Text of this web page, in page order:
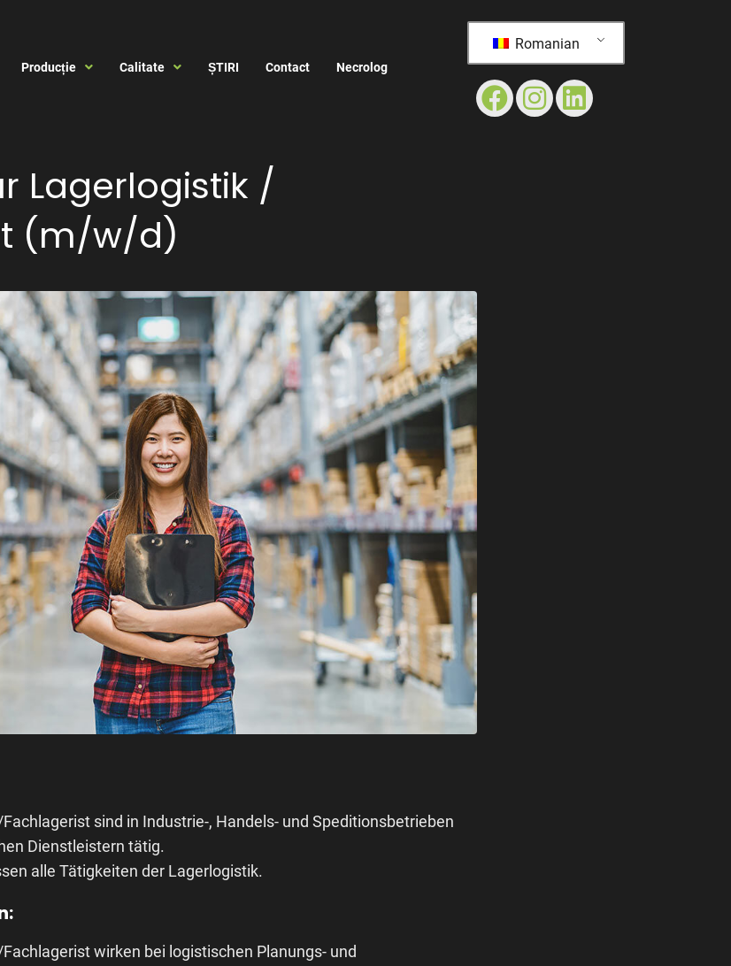
Producție Calitate ȘTIRI Contact Necrolog
Romanian
Lagerlogistik /
(m/w/d)
sind in Industrie-, Handels- und Speditionsbetrieben
Dienstleistern tätig.
alle Tätigkeiten der Lagerlogistik.
wirken bei logistischen Planungs- und